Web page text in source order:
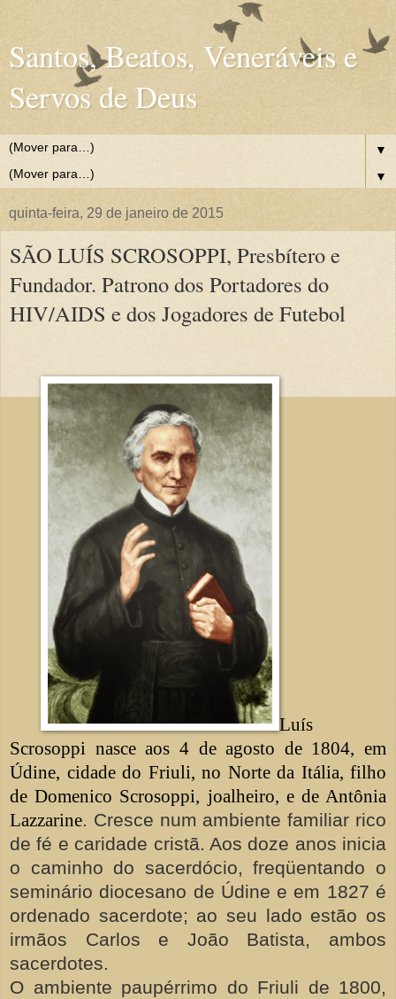
Santos, Beatos, Veneráveis e
Servos de Deus
▼
▼
quinta-feira, 29 de janeiro de 2015
SÃO LUÍS SCROSOPPI, Presbítero e
Fundador. Patrono dos Portadores do
HIV/AIDS e dos Jogadores de Futebol
Luís
Scrosoppi nasce aos 4 de agosto de 1804, em
Údine, cidade do Friuli, no Norte da Itália, filho
de Domenico Scrosoppi, joalheiro, e de Antônia
Lazzarine. Cresce num ambiente familiar rico
de fé e caridade cristã. Aos doze anos inicia
o caminho do sacerdócio, freqüentando o
seminário diocesano de Údine e em 1827 é
ordenado sacerdote; ao seu lado estão os
irmãos Carlos e João Batista, ambos
sacerdotes.
O ambiente paupérrimo do Friuli de 1800,